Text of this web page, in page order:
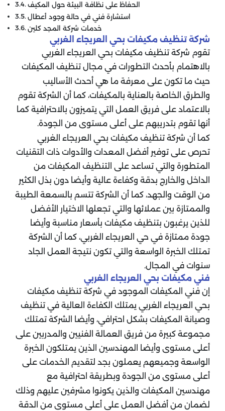
الحفاظ على نظافة البيئة حول المكيف
استشارة فني في حالة وجود أعطال
خدمات شركة المجد كلين
شركة تنظيف مكيفات بحي العريجاء الغربي
تقوم شركة تنظيف مكيفات بحي العريجاء الغربي
بالاهتمام بأحدث التطورات في مجال تنظيف المكيفات
حيث ما تكون على معرفة ما هي أحدث الأساليب
والطرق الخاصة بالعناية بالمكيفات، كما أن الشركة تقوم
بالاعتماد على فريق العمل التي يتميزون بالاحترافية كما
أنها تقوم بتدريبهم على أعلى مستوى من الجودة.
كما أن شركة تنظيف مكيفات بحي العريجاء الغربي
تحرص على توفير أفضل المعدات والأدوات ذات التقنيات
المتطورة والتي تساعد على التنظيف المكيفات من
الداخل والخارج بدقة وكفاءة عالية وأيضا دون بذل الكثير
من الوقت والجهد، كما أن الشركة تتسم بالسمعة الطيبة
والممتازة بين عملائها والتي تجعلها الاختيار الأفضل
للذين يرغبون بتنظيف مكيفات بأسعار مناسبة وأيضا
جودة ممتازة في حي العريجاء الغربي، كما أن الشركة
تمتلك الخبرة الواسعة والتي تكون نتيجة العمل الجاد
سنوات في المجال.
فني مكيفات بحي العريجاء الغربي
إن فني المكيفات الموجود في شركة تنظيف مكيفات
بحي العريجاء الغربي يمتلك الكفاءة العالية في تنظيف
وصيانة المكيفات بشكل احترافي، وأيضا الشركة تمتلك
مجموعة كبيرة من فريق العمالة الفنيين والمدربين على
أعلى مستوى وأيضا المهندسين الذين يمتلكون الخبرة
الواسعة وجميعهم يعملون بجد لتقديم الخدمات على
أعلى مستوى من الجودة وبطريقة احترافية مع
مهندسين المكيفات والذين يكونوا مشرفين عليهم وذلك
لضمان من أفضل العمل على أعلى مستوى من الدقة